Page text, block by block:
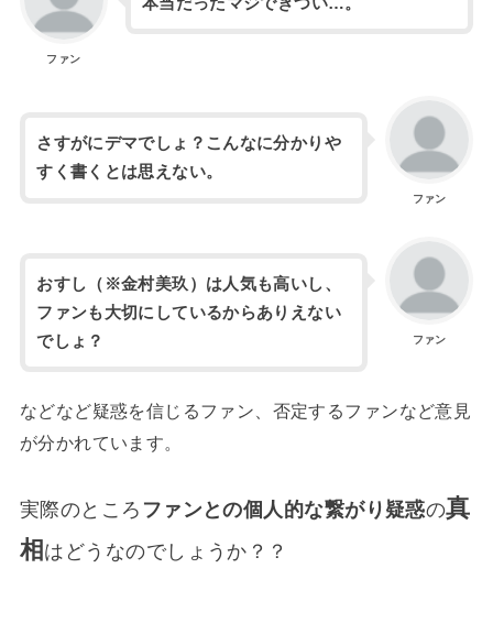
ファン
ファン
さすがにデマでしょ？こんなに分かりや
すく書くとは思えない。
ファン
おすし（※金村美玖）は人気も高いし、
ファンも大切にしているからありえない
でしょ？
などなど疑惑を信じるファン、否定するファンなど意見
が分かれています。
実際のところ ファンとの個人的な繋がり疑惑の真
相 はどうなのでしょうか？？